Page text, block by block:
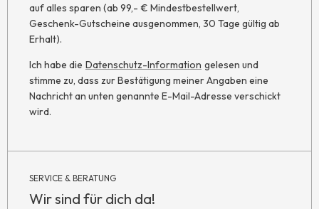
auf alles sparen (ab 99,- € Mindestbestellwert,
Geschenk-Gutscheine ausgenommen, 30 Tage gültig ab
Erhalt).
Ich habe die Datenschutz-Information gelesen und
stimme zu, dass zur Bestätigung meiner Angaben eine
Nachricht an unten genannte E-Mail-Adresse verschickt
wird.
SERVICE & BERATUNG
Wir sind für dich da!